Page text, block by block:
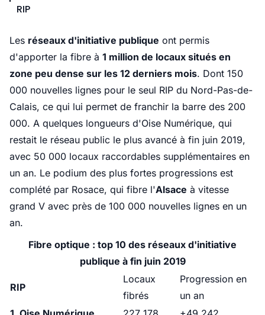
RIP
Les réseaux d'initiative publique ont permis
d'apporter la fibre à 1 million de locaux situés en
zone peu dense sur les 12 derniers mois. Dont 150
000 nouvelles lignes pour le seul RIP du Nord-Pas-de-
Calais, ce qui lui permet de franchir la barre des 200
000. A quelques longueurs d'Oise Numérique, qui
restait le réseau public le plus avancé à fin juin 2019,
avec 50 000 locaux raccordables supplémentaires en
un an. Le podium des plus fortes progressions est
complété par Rosace, qui fibre l'Alsace à vitesse
grand V avec près de 100 000 nouvelles lignes en un
an.
Fibre optique : top 10 des réseaux d'initiative
publique à fin juin 2019
RIP
Locaux
fibrés
Progression en
un an